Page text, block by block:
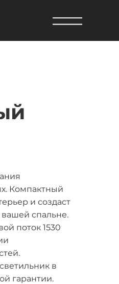
Компактный
и создаст
спальне.
поток 1530
в
гарантии.